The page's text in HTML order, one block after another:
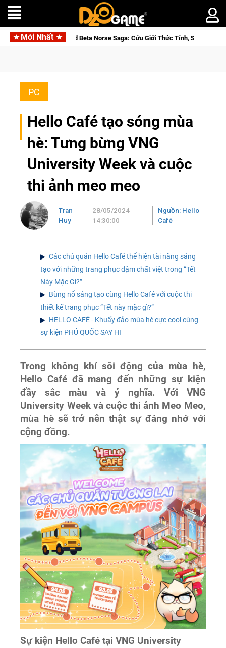
Mới Nhất
Norse Saga: Cửu Giới Thức Tỉnh, Săn DJI Osmo Pocket 3 Ngay Hôm Nay
PC
Hello Café tạo sóng mùa
hè: Tưng bừng VNG
University Week và cuộc
thi ảnh meo meo
Tran
Huy
28/05/2024
14:30:00
Nguồn: Hello
Café
Các chủ quán Hello Café thể hiện tài năng sáng
tạo với những trang phục đậm chất việt trong “Tết
Này Mặc Gì?”
Bùng nổ sáng tạo cùng Hello Café với cuộc thi
thiết kế trang phục “Tết này mặc gì?”
HELLO CAFÉ - Khuấy đảo mùa hè cực cool cùng
sự kiện PHÚ QUỐC SAY HI
Trong không khí sôi động của mùa hè,
Hello Café đã mang đến những sự kiện
đầy sắc màu và ý nghĩa. Với VNG
University Week và cuộc thi ảnh Meo Meo,
mùa hè sẽ trở nên thật sự đáng nhớ với
cộng đồng.
Sự kiện Hello Café tại VNG University